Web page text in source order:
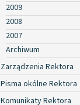
2009
2008
2007
Archiwum
Zarządzenia Rektora
Pisma okólne Rektora
Komunikaty Rektora